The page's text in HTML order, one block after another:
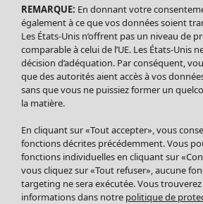
Jupes
Manteaux & vestes
Leggings et collants
Accessoires
Chaussures
Vêtements de bain
Basics
Soldes Mobilier
Bonnes affaires déco
Décoration
Textiles
Tapis
Éponge
REMARQUE: En donnant votre
également à ce que vos données soient
Les États-Unis n’offrent pas un niveau de
comparable à celui de l’UE. Les États-Unis
décision d’adéquation. Par conséquent,
que des autorités aient accès à vos
sans que vous ne puissiez former un
la matière.
En cliquant sur «Tout accepter», vous
fonctions décrites précédemment. Vous
fonctions individuelles en cliquant sur
vous cliquez sur «Tout refuser», aucune
targeting ne sera exécutée. Vous
informations dans notre politique de